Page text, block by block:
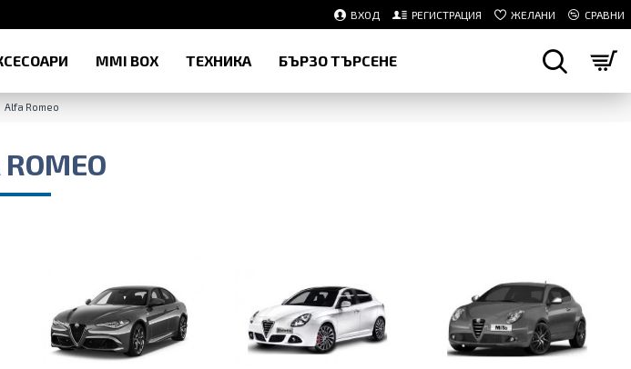
ВХОД РЕГИСТРАЦИЯ ЖЕЛАНИ СРАВНИ
MMI BOX ТЕХНИКА БЪРЗО ТЪРСЕНЕ
Alfa Romeo